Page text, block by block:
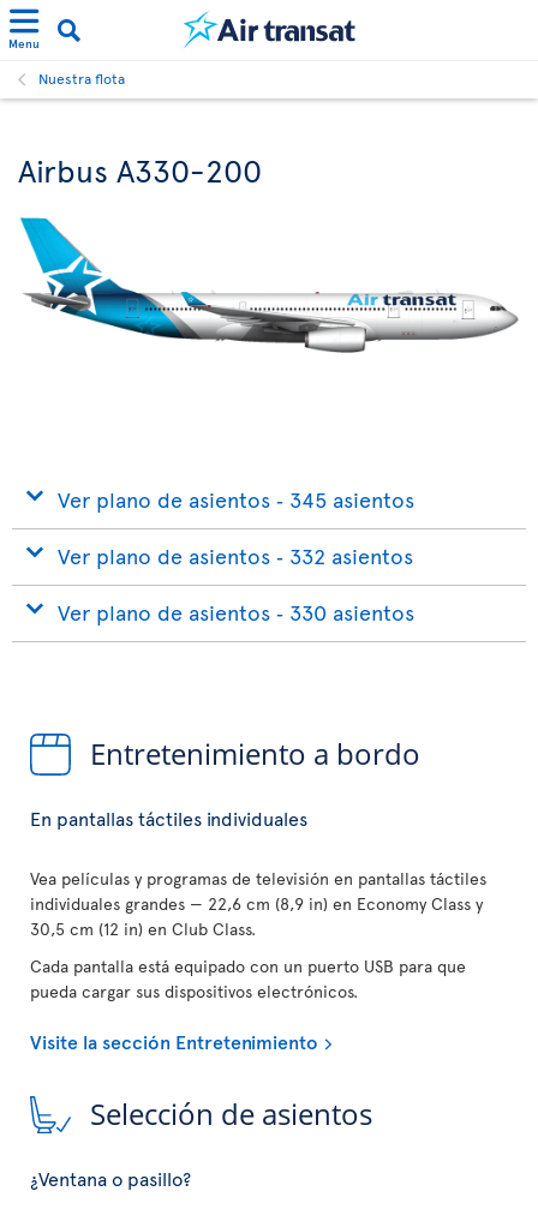
Menu
Nuestra flota
Airbus A330-200
Ver plano de asientos ‐ 345 asientos
Ver plano de asientos ‐ 332 asientos
Ver plano de asientos ‐ 330 asientos
Entretenimiento a bordo
En pantallas táctiles individuales
Vea películas y programas de televisión en pantallas táctiles
individuales grandes — 22,6 cm (8,9 in) en Economy Class y
30,5 cm (12 in) en Club Class.
Cada pantalla está equipado con un puerto USB para que
pueda cargar sus dispositivos electrónicos.
Visite la sección Entretenimiento
Selección de asientos
¿Ventana o pasillo?